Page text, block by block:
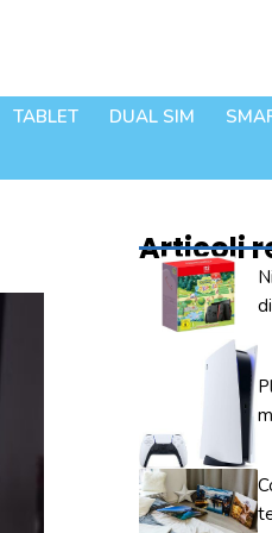
TABLET DUAL SIM
Articoli